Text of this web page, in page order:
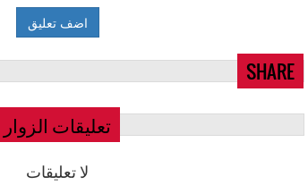
SHARE
تعليقات الزوار
لا تعليقات